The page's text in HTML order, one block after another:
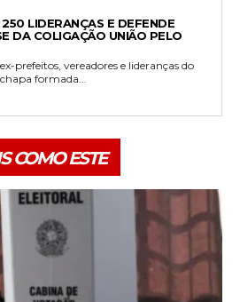
LIDERANÇAS E DEFENDE
DA COLIGAÇÃO UNIÃO PELO
prefeitos, vereadores e lideranças do
formada...
COMO ESTE